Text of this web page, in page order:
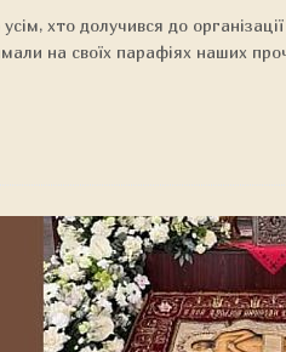
хто долучився до
на своїх парафіях наших